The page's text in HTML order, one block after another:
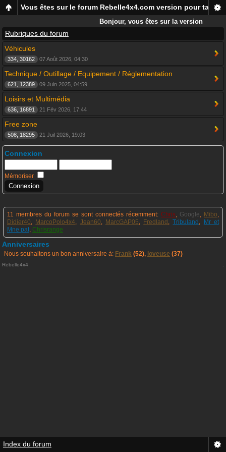
Vous êtes sur le forum Rebelle4x4.com version pour
Bonjour, vous êtes sur la version
mobile du forum Rebelle4x4,
Rubriques du forum
Véhicules
334, 30162 07 Août 2026, 04:30
Technique / Outillage / Equipement / Réglementation
621, 12389 09 Juin 2025, 04:59
Loisirs et Multimédia
636, 16891 21 Fév 2026, 17:44
Free zone
508, 18295 21 Juil 2026, 19:03
Connexion
Mémoriser
11 membres du forum se sont connectés récemment: Chris, Google, Mibo,
Didier40, MarcoPolo4x4, Jean60, MarcGAP05, Fredland ,Tribuland ,
Mr et
Mne pat, Chrisrange
Anniversaires
Nous souhaitons un bon anniversaire à: Frank (52), loveuse (37)
Rebelle4x4
Index du forum